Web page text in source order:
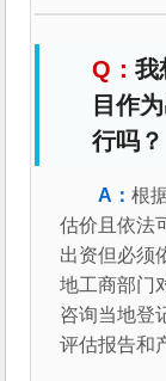
我
目作
行吗？
根
估价且依法
出资但必须
地工商部门
咨询当地登
评估报告和